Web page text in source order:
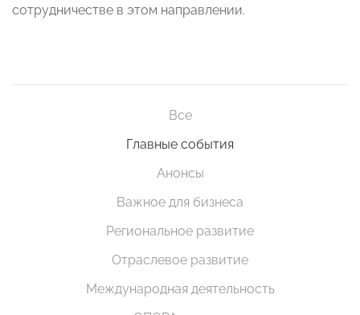
сотрудничестве в этом направлении.
Все
Главные события
Анонсы
Важное для бизнеса
Региональное развитие
Отраслевое развитие
Международная деятельность